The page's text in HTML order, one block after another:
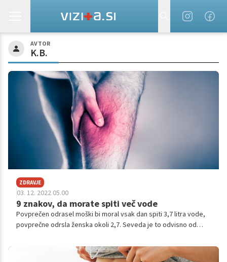
AVTOR
K.B.
ZDRAVJE
03. 12. 2022 05.00
9 znakov, da morate spiti več vode
Povprečen odrasel moški bi moral vsak dan spiti 3,7 litra vode,
povprečne odrsla ženska okoli 2,7. Seveda je to odvisno od
ključnega pomena za vse funkcije našega telesa, zato je
izjemno pomembno, da telo ves čas redno hidriramo. Tu pa je